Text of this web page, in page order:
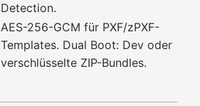
Detection.
AES-256-GCM für PXF/zPXF-
Templates. Dual Boot: Dev oder
verschlüsselte ZIP-Bundles.